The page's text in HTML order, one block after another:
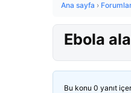
Ana sayfa ›
Ebola
Bu konu 0 yanıt